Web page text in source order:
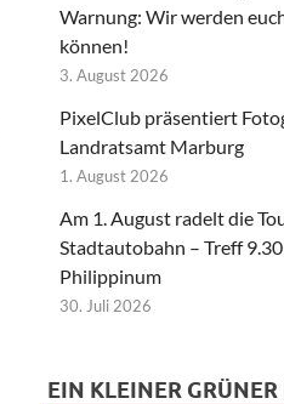
Warnung: Wir werden
können!
3. August 2026
PixelClub präsentiert
Landratsamt Marburg
1. August 2026
Am 1. August radelt die
Stadtautobahn – Treff
Philippinum
30. Juli 2026
EIN KLEINER